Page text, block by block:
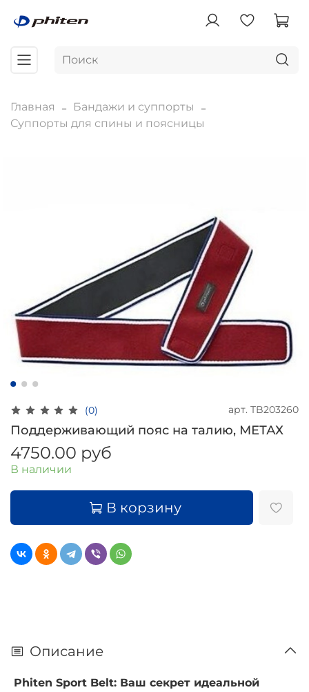
Главная
Бандажи и суппорты
Суппорты для спины и поясницы
(0) арт. TB203260
Поддерживающий пояс на талию, МЕТАХ
4750.00 руб
В наличии
В корзину
Описание
Phiten Sport Belt: Ваш секрет идеальной